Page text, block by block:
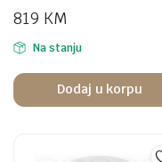
819 KM
Na stanju
Dodaj u korpu